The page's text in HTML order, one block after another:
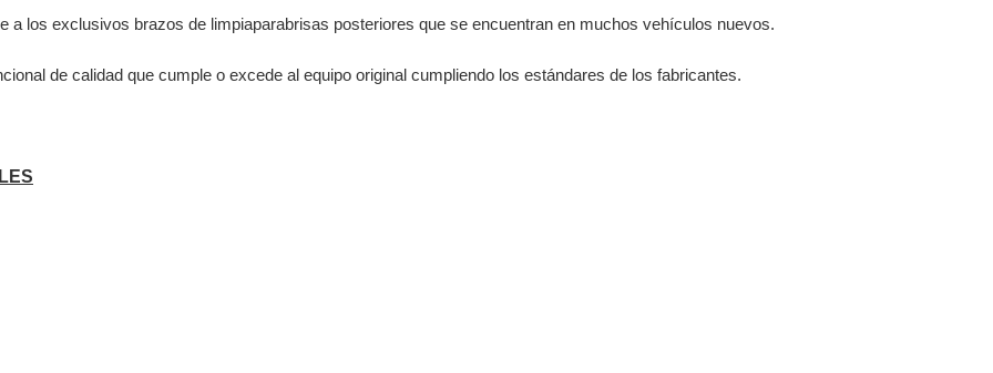
a los exclusivos brazos de limpiaparabrisas posteriores que se encuentran en muchos vehículos nuevos.
de calidad que cumple o excede al equipo original cumpliendo los estándares de los fabricantes.